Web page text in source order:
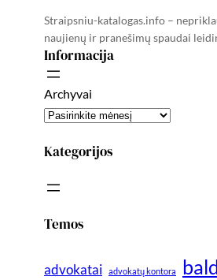
Straipsniu-katalogas.info –
naujienų ir pranešimų spaudai
Informacija
Archyvai
Kategorijos
Temos
advokatai advokatų kontora